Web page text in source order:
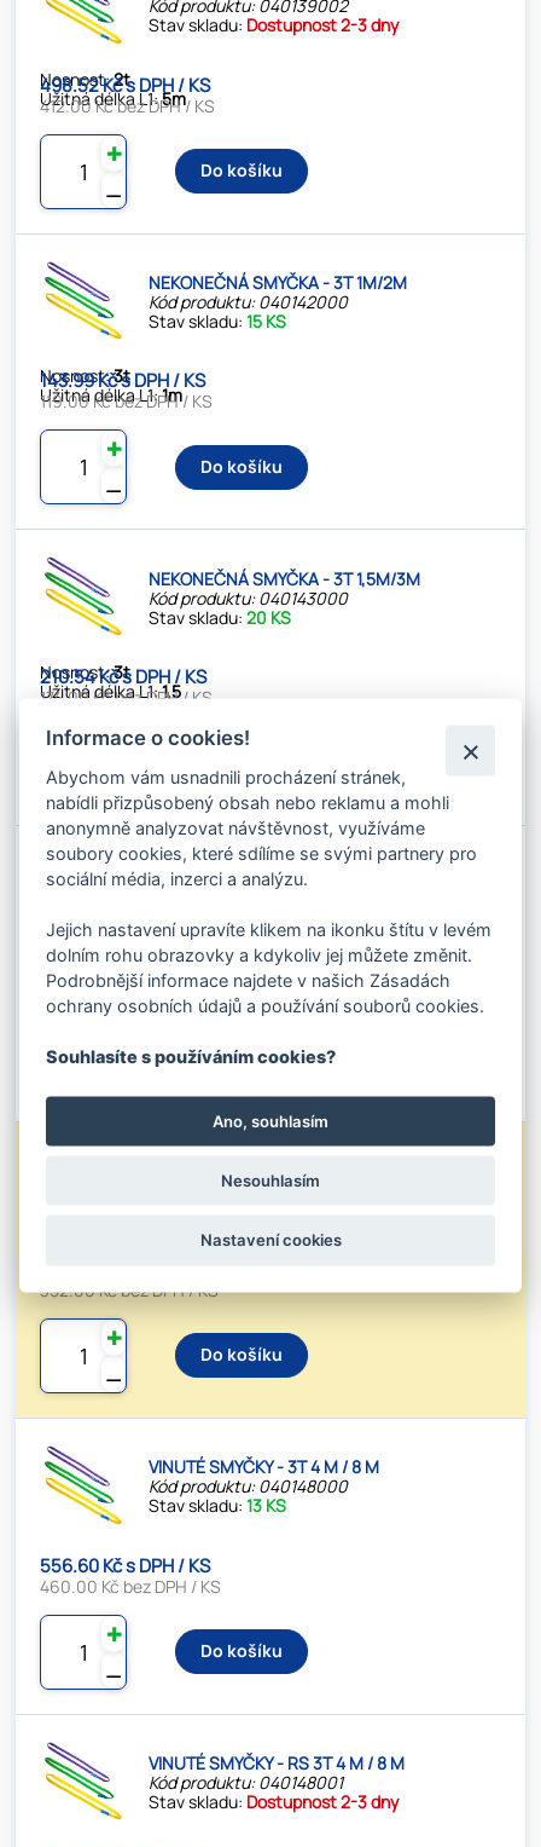
Kód produktu: 040139002
Stav skladu: Dostupnost 2-3 dny
Nosnost:2t
Užitná délka L1:5m
498.52 Kč s DPH / KS
412.00 Kč bez DPH / KS
⚊
✚
Do košíku
NEKONEČNÁ SMYČKA - 3T 1M/2M
Kód produktu: 040142000
Stav skladu:15 KS
Nosnost:3t
Užitná délka L1:1m
143.99 Kč s DPH / KS
119.00 Kč bez DPH / KS
⚊
✚
Do košíku
NEKONEČNÁ SMYČKA - 3T 1,5M/3M
Kód produktu: 040143000
Stav skladu:20 KS
Nosnost:3t
Užitná délka L1:1,5
210.54 Kč s DPH / KS
174.00 Kč bez DPH / KS
⚊
✚
NEKONEČNÁ SMYČKA - 3T 2M/4M
Kód produktu: 040144000
Nosnost:3t
Užitná délka L1:2m
277.09 Kč s DPH / KS
229.00 Kč bez DPH / KS
Do košíku
NEKONEČNÁ SMYČKA - 3T 3M/6M
Kód produktu: 040146001
352.00 Kč bez DPH / KS
⚊
✚
Do košíku
VINUTÉ SMYČKY - 3T 4 M / 8 M
Kód produktu: 040148000
Stav skladu:13 KS
556.60 Kč s DPH / KS
460.00 Kč bez DPH / KS
⚊
✚
Do košíku
VINUTÉ SMYČKY - RS 3T 4 M / 8 M
Kód produktu: 040148001
Stav skladu: Dostupnost 2-3 dny
Informace o cookies!
Abychom vám usnadnili procházení stránek,
nabídli přizpůsobený obsah nebo reklamu a mohli
anonymně analyzovat návštěvnost, využíváme
soubory cookies, které sdílíme se svými partnery pro
sociální média, inzerci a analýzu.
Jejich nastavení upravíte klikem na ikonku štítu v levém
dolním rohu obrazovky a kdykoliv jej můžete změnit.
Podrobnější informace najdete v našich Zásadách
ochrany osobních údajů a používání souborů cookies.
Souhlasíte s používáním cookies?
Ano, souhlasím
Nesouhlasím
Nastavení cookies